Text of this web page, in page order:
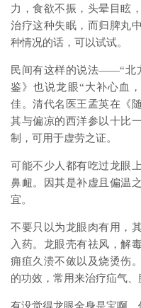
力，食欲不振，头晕目眩
治疗这种失眠，而归脾丸
种情况的话，可以试试。
民间有这样的说法——“北
鉴》也说龙眼“大补心血
佳。清代名医王孟英在《
其与偏凉的西洋参以十比
制，可用于虚劳之证。
可能不少人都有吃过龙眼
鼻衄。因其是补虚且偏温
宜。
不要只以为龙眼肉有用，
入药。龙眼壳有祛风，解
痈疽久溃不敛以及烧烫伤
的功效，常用来治疗疝气、